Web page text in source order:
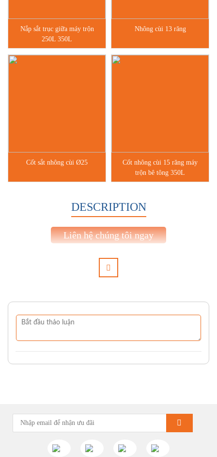
Nắp sắt trục giữa máy trộn
250L 350L
Nhông cùi 13 răng
Cốt sắt nhông cùi Ø25
Cốt nhông cùi 15 răng máy
trộn bê tông 350L
DESCRIPTION
Liên hệ chúng tôi ngay